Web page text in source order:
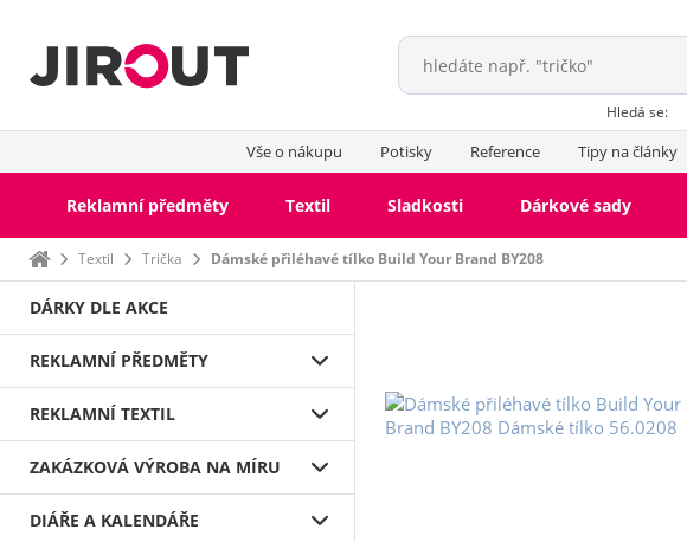
Hledá se:
Vše o nákupu Potisky Reference Tipy na články
Reklamní předměty Textil Sladkosti Dárkové sady
Domů Textil Trička Dámské přiléhavé tílko Build Your Brand BY208
DÁRKY DLE AKCE
REKLAMNÍ PŘEDMĚTY
REKLAMNÍ TEXTIL
ZAKÁZKOVÁ VÝROBA NA MÍRU
DIÁŘE A KALENDÁŘE